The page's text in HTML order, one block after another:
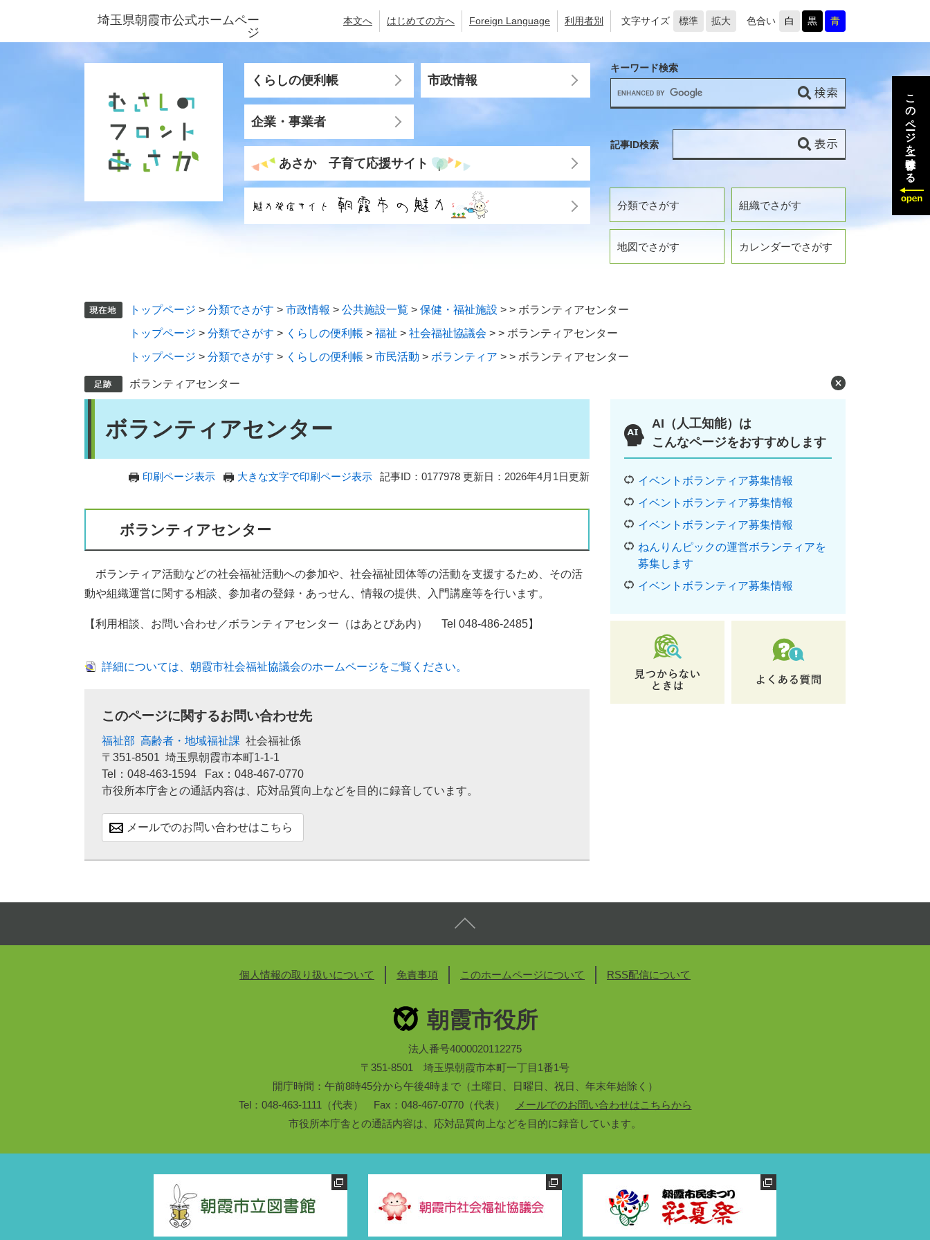
ジ
ュ
埼玉県朝霞市公式ホームペー
ジ
本文へ はじめての方へ Foreign Language 利用者別 文字サイズ 標準 拡大 色合い 白 黒 青
くらしの便利帳 市政情報
企業・事業者
あさか 子育て応援サイト
分類でさがす 組織でさがす
地図でさがす カレンダーでさがす
キーワード検索
記事ID検索
トップページ > 分類でさがす > 市政情報 > 公共施設一覧 > 保健・福祉施設 > > ボランティアセンター
トップページ > 分類でさがす > くらしの便利帳 > 福祉 > 社会福祉協議会 > > ボランティアセンター
トップページ > 分類でさがす > くらしの便利帳 > 市民活動 > ボランティア > > ボランティアセンター
ボランティアセンター
ボランティアセンター
印刷ページ表示 大きな文字で印刷ページ表示 記事ID：0177978 更新日：2026年4月1日更新
ボランティアセンター
ボランティア活動などの社会福祉活動への参加や、社会福祉団体等の活動を支援するため、その活
動や組織運営に関する相談、参加者の登録・あっせん、情報の提供、入門講座等を行います。
【利用相談、お問い合わせ／ボランティアセンター（はあとぴあ内） Tel 048‐486‐2485】
詳細については、朝霞市社会福祉協議会のホームページをご覧ください。
このページに関するお問い合わせ先
福祉部 高齢者・地域福祉課 社会福祉係
〒351-8501 埼玉県朝霞市本町1-1-1
Tel：048-463-1594
Fax：048-467-0770
市役所本庁舎との通話内容は、応対品質向上などを目的に録音しています。
メールでのお問い合わせはこちら
AI（人工知能）は
こんなページをおすすめします
イベントボランティア募集情報
イベントボランティア募集情報
イベントボランティア募集情報
ねんりんピックの運営ボランティアを
募集します
イベントボランティア募集情報
個人情報の取り扱いについて 免責事項 このホームページについて RSS配信について
朝霞市役所
法人番号4000020112275
〒351-8501 埼玉県朝霞市本町一丁目1番1号
開庁時間：午前8時45分から午後4時まで（土曜日、日曜日、祝日、年末年始除く）
Tel：048-463-1111（代表） Fax：048-467-0770（代表）
メールでのお問い合わせはこちらから
市役所本庁舎との通話内容は、応対品質向上などを目的に録音しています。
このページを一時保存する